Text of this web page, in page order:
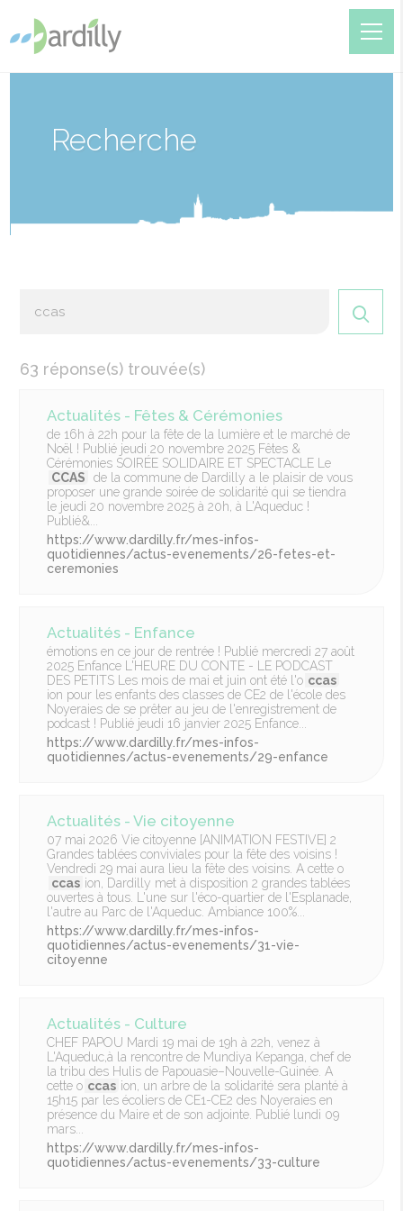
Recherche
63 réponse(s) trouvée(s)
Actualités - Fêtes & Cérémonies
de 16h à 22h pour la fête de la lumière et le marché de
Noël ! Publié jeudi 20 novembre 2025 Fêtes &
Cérémonies SOIRÉE SOLIDAIRE ET SPECTACLE Le
CCAS
de la commune de Dardilly a le plaisir de vous
proposer une grande soirée de solidarité qui se tiendra
le jeudi 20 novembre 2025 à 20h, à L'Aqueduc !
Publié&...
https://www.dardilly.fr/mes-infos-
quotidiennes/actus-evenements/26-fetes-et-
ceremonies
Actualités - Enfance
émotions en ce jour de rentrée ! Publié mercredi 27 août
2025 Enfance L'HEURE DU CONTE - LE PODCAST
DES PETITS Les mois de mai et juin ont été l'o ccas
ion pour les enfants des classes de CE2 de l'école des
Noyeraies de se prêter au jeu de l'enregistrement de
podcast ! Publié jeudi 16 janvier 2025 Enfance...
https://www.dardilly.fr/mes-infos-
quotidiennes/actus-evenements/29-enfance
Actualités - Vie citoyenne
07 mai 2026 Vie citoyenne [ANIMATION FESTIVE] 2
Grandes tablées conviviales pour la fête des voisins !
Vendredi 29 mai aura lieu la fête des voisins. A cette o
ccas ion, Dardilly met à disposition 2 grandes tablées
ouvertes à tous. L'une sur l'éco-quartier de l'Esplanade,
l'autre au Parc de l'Aqueduc. Ambiance 100%...
https://www.dardilly.fr/mes-infos-
quotidiennes/actus-evenements/31-vie-
citoyenne
Actualités - Culture
CHEF PAPOU Mardi 19 mai de 19h à 22h, venez à
L'Aqueduc,à la rencontre de Mundiya Kepanga, chef de
la tribu des Hulis de Papouasie–Nouvelle-Guinée. A
cette o ccas ion, un arbre de la solidarité sera planté à
15h15 par les écoliers de CE1-CE2 des Noyeraies en
présence du Maire et de son adjointe. Publié lundi 09
mars...
https://www.dardilly.fr/mes-infos-
quotidiennes/actus-evenements/33-culture